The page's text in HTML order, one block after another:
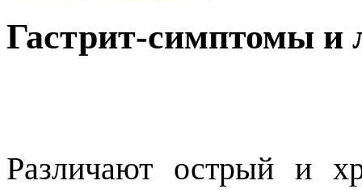
Гастрит-симптомы и
Различают острый и